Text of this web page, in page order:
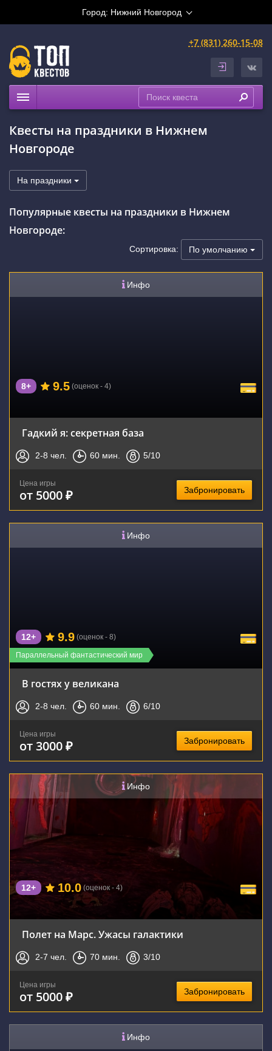
Город: Нижний Новгород
+7 (831) 260-15-08
Праздники
Расписание
Рейтинги
На карте
Сертификаты
Квесты на праздники в Нижнем
Новгороде
На праздники
Популярные квесты на праздники в Нижнем
Новгороде:
Сортировка: По умолчанию
Инфо
8+ 9.5 (оценок - 4)
Гадкий я: секретная база
2-8 чел. 60 мин. 5/10
Цена игры
от 5000 ₽ Забронировать
Инфо
Параллельный фантастический мир
12+ 9.9 (оценок - 8)
В гостях у великана
2-8 чел. 60 мин. 6/10
Цена игры
от 3000 ₽ Забронировать
Инфо
12+ 10.0 (оценок - 4)
Полет на Марс. Ужасы галактики
2-7 чел. 70 мин. 3/10
Цена игры
от 5000 ₽ Забронировать
Инфо